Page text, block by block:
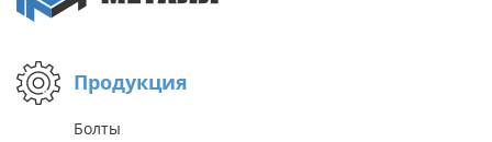
Продукция
Болты